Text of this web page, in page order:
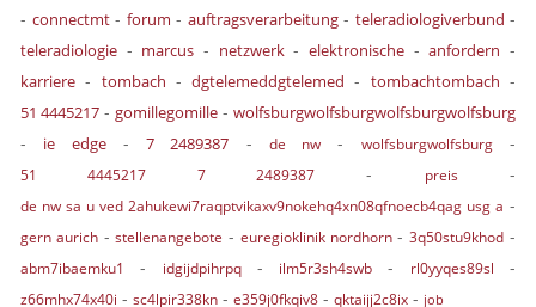
- connectmt- forum - auftragsverarbeitung- teleradiologiverbund -
teleradiologie - marcus - netzwerk-elektronische -anfordern -
karriere - tombach -dgtelemeddgtelemed - tombachtombach -
51 4445217 - gomillegomille - wolfsburgwolfsburgwolfsburgwolfsburg
- ie edge-7 2489387 - de nw - wolfsburgwolfsburg-
51 4445217 7 2489387 - preis-
de nw sa u ved 2ahukewi7raqptvikaxv9nokehq4xn08qfnoecb4qag usg a -
gern aurich-stellenangebote - euregioklinik nordhorn-3q50stu9khod -
abm7ibaemku1 - idgijdpihrpq- ilm5r3sh4swb - rl0yyqes89sl -
z66mhx74x40i - sc4lpir338kn - e359j0fkqiv8 - qktaijj2c8ix - job